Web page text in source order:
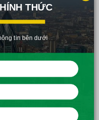
đất chuyển qua, do đó, khi
Tiếp theo, bạn hoàn thành
THỨC
tin bên dưới